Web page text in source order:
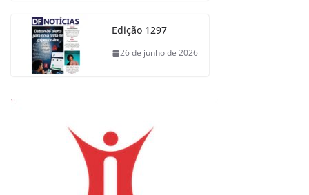
Edição 1297
26 de junho de 2026